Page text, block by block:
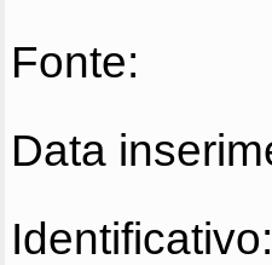
Fonte:
Data
Identificativo: